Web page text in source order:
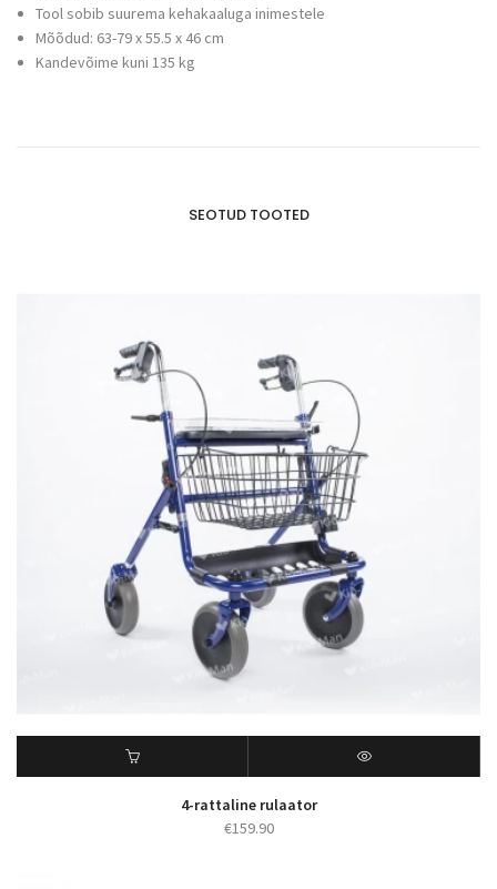
Tool sobib suurema kehakaaluga inimestele
Mõõdud: 63-79 x 55.5 x 46 cm
Kandevõime kuni 135 kg
SEOTUD TOOTED
4-rattaline rulaator
€159.90